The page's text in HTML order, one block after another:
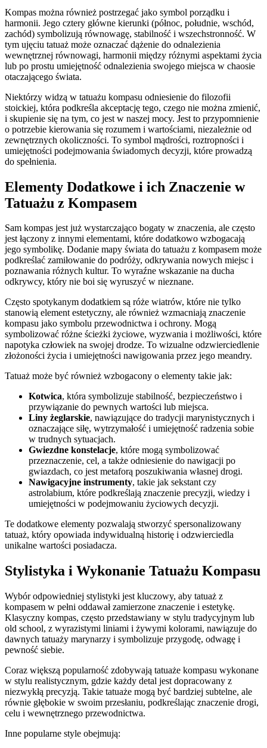
Kompas można również postrzegać jako symbol porządku i
harmonii. Jego cztery główne kierunki (północ, południe, wschód,
zachód) symbolizują równowagę, stabilność i wszechstronność. W
tym ujęciu tatuaż może oznaczać dążenie do odnalezienia
wewnętrznej równowagi, harmonii między różnymi aspektami życia
lub po prostu umiejętność odnalezienia swojego miejsca w chaosie
otaczającego świata.
Niektórzy widzą w tatuażu kompasu odniesienie do filozofii
stoickiej, która podkreśla akceptację tego, czego nie można zmienić,
i skupienie się na tym, co jest w naszej mocy. Jest to przypomnienie
o potrzebie kierowania się rozumem i wartościami, niezależnie od
zewnętrznych okoliczności. To symbol mądrości, roztropności i
umiejętności podejmowania świadomych decyzji, które prowadzą
do spełnienia.
Elementy Dodatkowe i ich Znaczenie w
Tatuażu z Kompasem
Sam kompas jest już wystarczająco bogaty w znaczenia, ale często
jest łączony z innymi elementami, które dodatkowo wzbogacają
jego symbolikę. Dodanie mapy świata do tatuażu z kompasem może
podkreślać zamiłowanie do podróży, odkrywania nowych miejsc i
poznawania różnych kultur. To wyraźne wskazanie na ducha
odkrywcy, który nie boi się wyruszyć w nieznane.
Często spotykanym dodatkiem są róże wiatrów, które nie tylko
stanowią element estetyczny, ale również wzmacniają znaczenie
kompasu jako symbolu przewodnictwa i ochrony. Mogą
symbolizować różne ścieżki życiowe, wyzwania i możliwości, które
napotyka człowiek na swojej drodze. To wizualne odzwierciedlenie
złożoności życia i umiejętności nawigowania przez jego meandry.
Tatuaż może być również wzbogacony o elementy takie jak:
Kotwica, która symbolizuje stabilność, bezpieczeństwo i
przywiązanie do pewnych wartości lub miejsca.
Liny żeglarskie, nawiązujące do tradycji marynistycznych i
oznaczające siłę, wytrzymałość i umiejętność radzenia sobie
w trudnych sytuacjach.
Gwiezdne konstelacje, które mogą symbolizować
przeznaczenie, cel, a także odniesienie do nawigacji po
gwiazdach, co jest metaforą poszukiwania własnej drogi.
Nawigacyjne instrumenty, takie jak sekstant czy
astrolabium, które podkreślają znaczenie precyzji, wiedzy i
umiejętności w podejmowaniu życiowych decyzji.
Te dodatkowe elementy pozwalają stworzyć spersonalizowany
tatuaż, który opowiada indywidualną historię i odzwierciedla
unikalne wartości posiadacza.
Stylistyka i Wykonanie Tatuażu Kompasu
Wybór odpowiedniej stylistyki jest kluczowy, aby tatuaż z
kompasem w pełni oddawał zamierzone znaczenie i estetykę.
Klasyczny kompas, często przedstawiany w stylu tradycyjnym lub
old school, z wyrazistymi liniami i żywymi kolorami, nawiązuje do
dawnych tatuaży marynarzy i symbolizuje przygodę, odwagę i
pewność siebie.
Coraz większą popularność zdobywają tatuaże kompasu wykonane
w stylu realistycznym, gdzie każdy detal jest dopracowany z
niezwykłą precyzją. Takie tatuaże mogą być bardziej subtelne, ale
równie głębokie w swoim przesłaniu, podkreślając znaczenie drogi,
celu i wewnętrznego przewodnictwa.
Inne popularne style obejmują: